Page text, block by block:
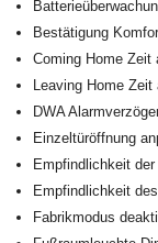
Bestätigung
Coming Home Zeit
Leaving Home Zeit
DWA
Einzeltüröffnung
Empfindlichkeit
Empfindlichkeit
Fabrikmodus